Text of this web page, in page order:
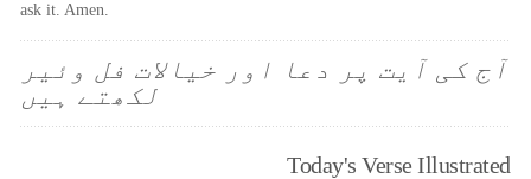
ask it. Amen.
آج کی آیت پر دعا اور خیالات فل وئیر
لکھتے ہیں
Today's Verse Illustrated